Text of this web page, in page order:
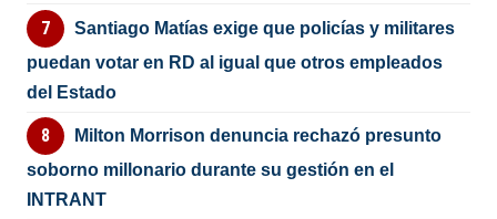
Santiago Matías exige que policías y militares
puedan votar en RD al igual que otros empleados
del Estado
Milton Morrison denuncia rechazó presunto
soborno millonario durante su gestión en el
INTRANT